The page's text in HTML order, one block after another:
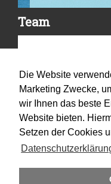
Die Website
Marketing Zwecke,
wir Ihnen das beste
Website bieten.
Setzen der Cookies
Team